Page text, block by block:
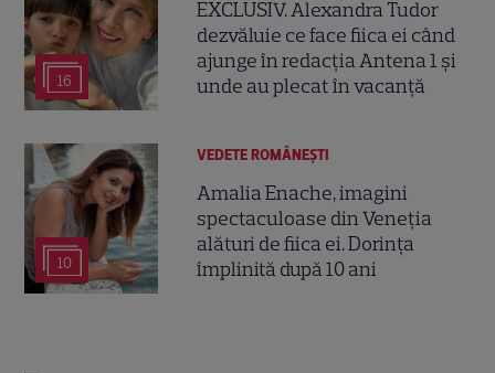
16
EXCLUSIV. Alexandra Tudor
dezvăluie ce face fiica ei când
ajunge în redacția Antena 1 și
unde au plecat în vacanță
10
VEDETE ROMÂNEŞTI
Amalia Enache, imagini
spectaculoase din Veneția
alături de fiica ei. Dorința
împlinită după 10 ani